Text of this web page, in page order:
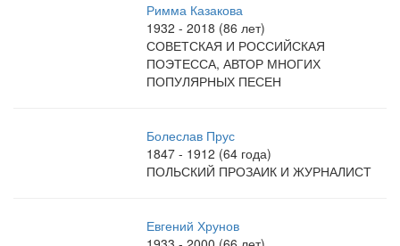
Римма Казакова
1932 - 2018 (86 лет)
СОВЕТСКАЯ И РОССИЙСКАЯ
ПОЭТЕССА, АВТОР МНОГИХ
ПОПУЛЯРНЫХ ПЕСЕН
Болеслав Прус
1847 - 1912 (64 года)
ПОЛЬСКИЙ ПРОЗАИК И ЖУРНАЛИСТ
Евгений Хрунов